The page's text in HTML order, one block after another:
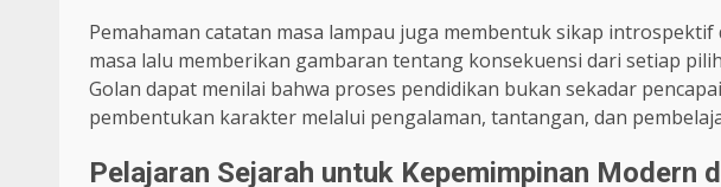
Pemahaman catatan masa lampau juga membentuk sikap introspektif
masa lalu memberikan gambaran tentang konsekuensi dari setiap
Golan dapat menilai bahwa proses pendidikan bukan sekadar
pembentukan karakter melalui pengalaman, tantangan, dan
Pelajaran Sejarah untuk Kepemimpinan Modern